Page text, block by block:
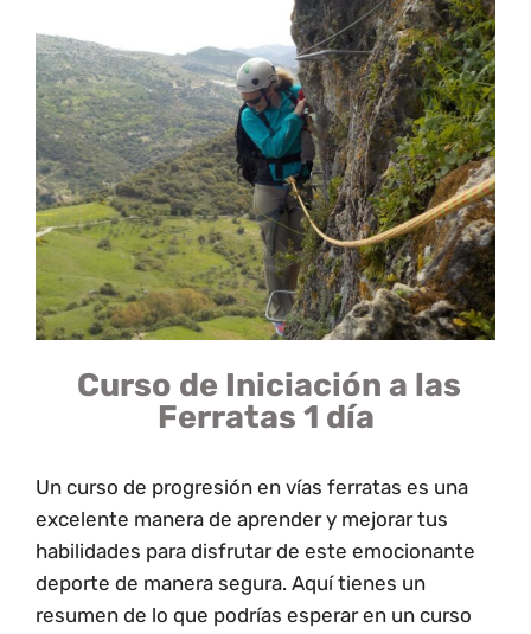
Curso de Iniciación a las
Ferratas 1 día
Un curso de progresión en vías ferratas es una
excelente manera de aprender y mejorar tus
habilidades para disfrutar de este emocionante
deporte de manera segura. Aquí tienes un
resumen de lo que podrías esperar en un curso